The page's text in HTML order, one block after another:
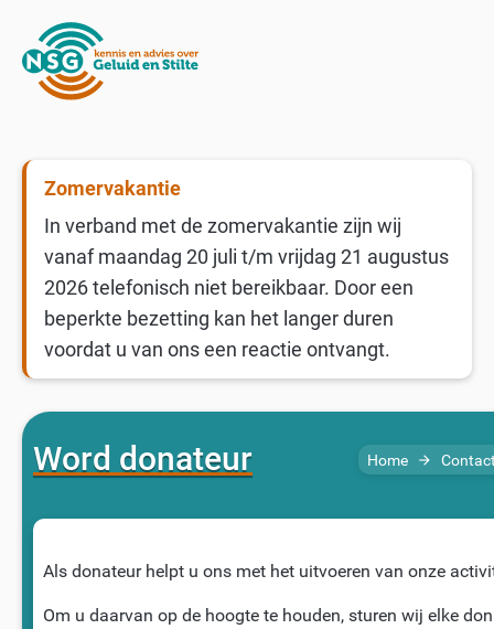
Zomervakantie
In verband met de zomervakantie zijn wij
vanaf maandag 20 juli t/m vrijdag 21 augustus
2026 telefonisch niet bereikbaar. Door een
beperkte bezetting kan het langer duren
voordat u van ons een reactie ontvangt.
Word donateur Home arrow_forward
Als donateur helpt u ons met het uitvoeren van onze
Om u daarvan op de hoogte te houden, sturen wij elke